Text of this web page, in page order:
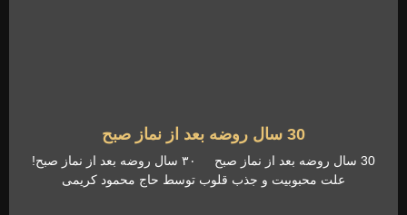
30 سال روضه بعد از نماز صبح
30 سال روضه بعد از نماز صبح ۳۰ سال روضه بعد از نماز صبح!
علت محبوبیت و جذب قلوب توسط حاج محمود کریمی